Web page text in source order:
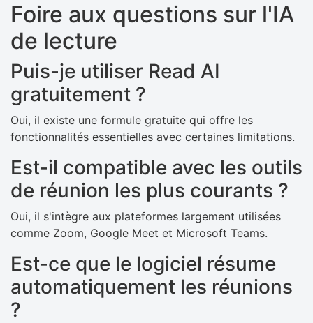
Foire aux questions sur l'IA
de lecture
Puis-je utiliser Read AI
gratuitement ?
Oui, il existe une formule gratuite qui offre les
fonctionnalités essentielles avec certaines limitations.
Est-il compatible avec les outils
de réunion les plus courants ?
Oui, il s'intègre aux plateformes largement utilisées
comme Zoom, Google Meet et Microsoft Teams.
Est-ce que le logiciel résume
automatiquement les réunions
?